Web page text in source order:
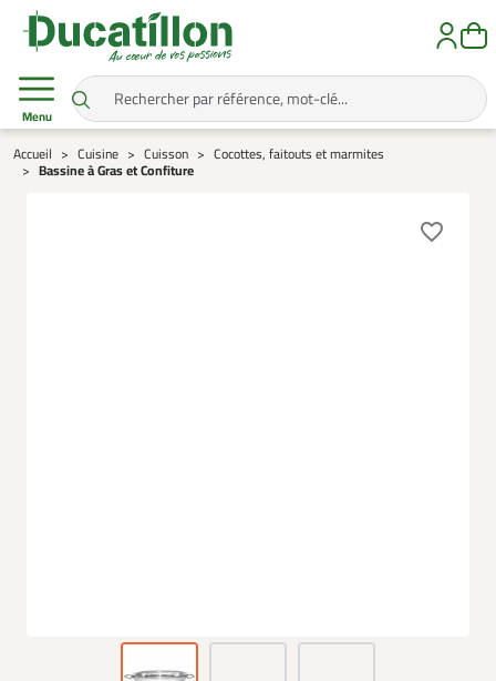
Menu
Accueil Cuisine Cuisson Cocottes, faitouts et marmites
Bassine à Gras et Confiture
favorite_border